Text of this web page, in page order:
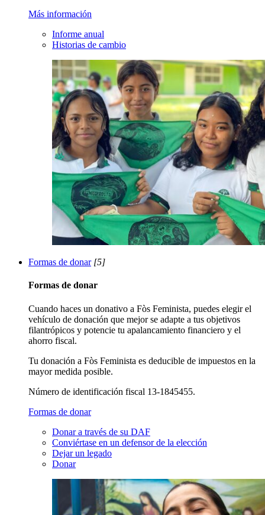
Más información
Informe anual
Historias de cambio
Formas de donar[5]
Formas de donar
Cuando haces un donativo a Fòs Feminista, puedes elegir el
vehículo de donación que mejor se adapte a tus objetivos
filantrópicos y potencie tu apalancamiento financiero y el
ahorro fiscal.
Tu donación a Fòs Feminista es deducible de impuestos en la
mayor medida posible.
Número de identificación fiscal 13-1845455.
Formas de donar
Donar a través de su DAF
Conviértase en un defensor de la elección
Dejar un legado
Donar